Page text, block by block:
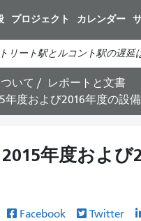
プロジェクト カレンダー
リート駅とルコント駅の遅延
いて
レポートと文書
度および2016年度の設
年度および
Facebook Twitter